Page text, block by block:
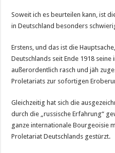
Soweit ich es beurteilen kann, ist
in Deutschland besonders
Erstens, und das ist die
Deutschlands seit Ende 1918
außerordentlich rasch und jäh
Proletariats zur sofortigen
Gleichzeitig hat sich die
durch die „russische Erfahrung“
ganze internationale Bourgeoisie
Proletariat Deutschlands gestürzt.